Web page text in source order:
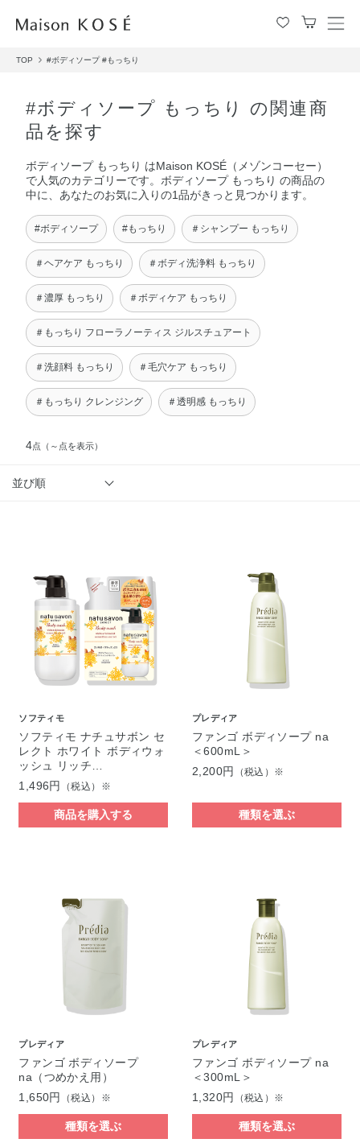
メ
TOP #ボディソープ #もっちり
#ボディソープ もっちり の関連商
品を探す
ボディソープ もっちり はMaison KOSÉ（メゾンコーセー）
で人気のカテゴリーです。ボディソープ もっちり の商品の
中に、あなたのお気に入りの1品がきっと見つかります。
#ボディソープ #もっちり ＃シャンプー もっちり
＃ヘアケア もっちり ＃ボディ洗浄料 もっちり
＃濃厚 もっちり ＃ボディケア もっちり
＃もっちり フローラノーティス ジルスチュアート
＃洗顔料 もっちり ＃毛穴ケア もっちり
＃もっちり クレンジング ＃透明感 もっちり
4点 （～点を表示）
並び順
ソフティモ
ソフティモ ナチュサボン セ
レクト ホワイト ボディウォ
ッシュ リッチ…
1,496円
（税込）※
商品を購入する
プレディア
ファンゴ ボディソープ na
＜600mL＞
2,200円
（税込）※
種類を選ぶ
プレディア
ファンゴ ボディソープ
na（つめかえ用）
1,650円
（税込）※
種類を選ぶ
プレディア
ファンゴ ボディソープ na
＜300mL＞
1,320円
（税込）※
種類を選ぶ